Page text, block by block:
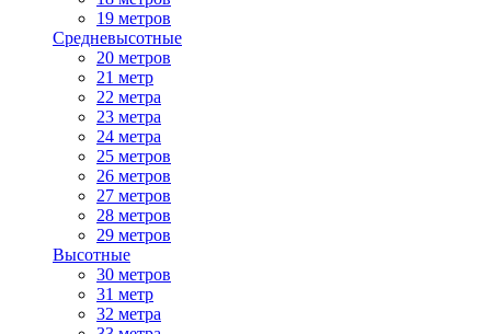
19 метров
Средневысотные
20 метров
21 метр
22 метра
23 метра
24 метра
25 метров
26 метров
27 метров
28 метров
29 метров
Высотные
30 метров
31 метр
32 метра